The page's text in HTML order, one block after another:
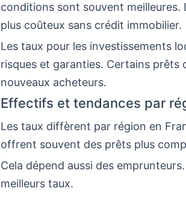
conditions sont souvent
plus coûteux sans crédit immobilier.
Les taux pour les investissements
risques et garanties. Certains
nouveaux acheteurs.
Effectifs et tendances par
Les taux diffèrent par région en
offrent souvent des prêts plus
Cela dépend aussi des
meilleurs taux.